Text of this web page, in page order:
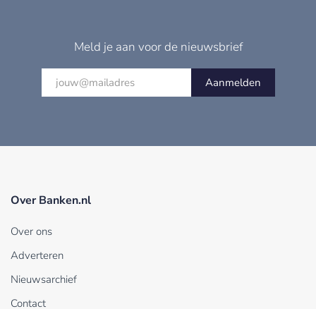
Meld je aan voor de nieuwsbrief
Aanmelden
Over Banken.nl
Over ons
Adverteren
Nieuwsarchief
Contact